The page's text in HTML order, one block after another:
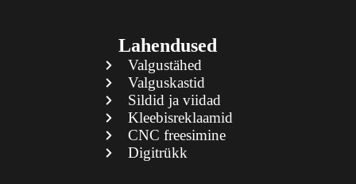
Lahendused
Valgustähed
Valguskastid
Sildid ja viidad
Kleebisreklaamid
CNC freesimine
Digitrükk